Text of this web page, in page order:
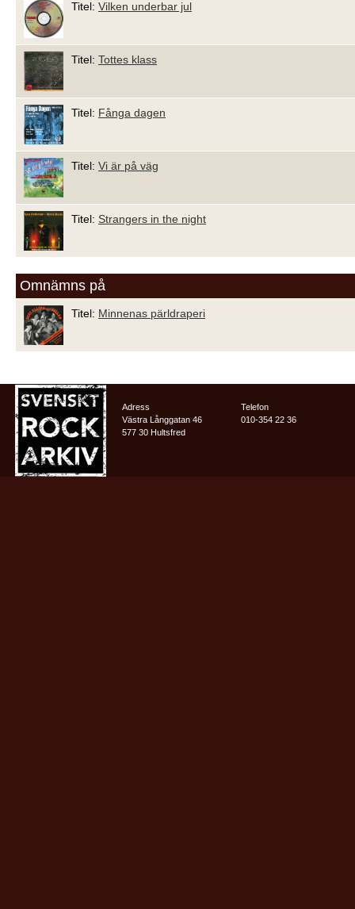
Titel: Vilken underbar jul
Titel: Tottes klass
Titel: Fånga dagen
Titel: Vi är på väg
Titel: Strangers in the night
Omnämns på
Titel: Minnenas pärldraperi
Adress
Västra Långgatan 46
577 30 Hultsfred
Telefon
010-354 22 36